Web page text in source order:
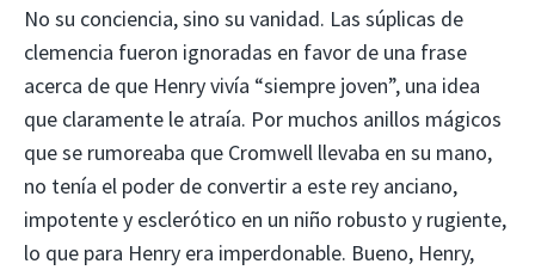
No su conciencia, sino su vanidad. Las súplicas de
clemencia fueron ignoradas en favor de una frase
acerca de que Henry vivía “siempre joven”, una idea
que claramente le atraía. Por muchos anillos mágicos
que se rumoreaba que Cromwell llevaba en su mano,
no tenía el poder de convertir a este rey anciano,
impotente y esclerótico en un niño robusto y rugiente,
lo que para Henry era imperdonable. Bueno, Henry,